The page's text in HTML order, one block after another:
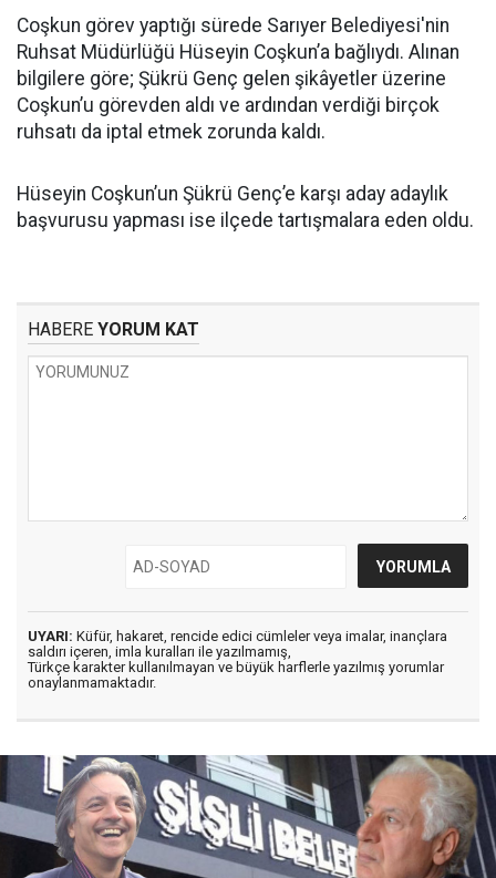
Coşkun görev yaptığı sürede Sarıyer Belediyesi'nin
Ruhsat Müdürlüğü Hüseyin Coşkun’a bağlıydı. Alınan
bilgilere göre; Şükrü Genç gelen şikâyetler üzerine
Coşkun’u görevden aldı ve ardından verdiği birçok
ruhsatı da iptal etmek zorunda kaldı.
Hüseyin Coşkun’un Şükrü Genç’e karşı aday adaylık
başvurusu yapması ise ilçede tartışmalara eden oldu.
HABERE YORUM KAT
UYARI: Küfür, hakaret, rencide edici cümleler veya imalar, inançlara
saldırı içeren, imla kuralları ile yazılmamış,
Türkçe karakter kullanılmayan ve büyük harflerle yazılmış yorumlar
onaylanmamaktadır.